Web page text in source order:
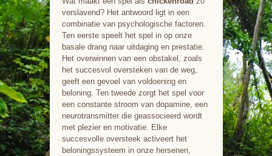
verslavend? Het antwoord ligt in een
combinatie van psychologische factoren.
Ten eerste speelt het spel in op onze
basale drang naar uitdaging en prestatie.
Het overwinnen van een obstakel, zoals
het succesvol oversteken van de weg,
geeft een gevoel van voldoening en
beloning. Ten tweede zorgt het spel voor
een constante stroom van dopamine, een
neurotransmitter die geassocieerd wordt
met plezier en motivatie. Elke
succesvolle oversteek activeert het
beloningssysteem in onze hersenen,